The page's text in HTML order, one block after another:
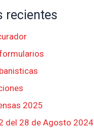
recientes
2025
del 28 de Agosto 2024